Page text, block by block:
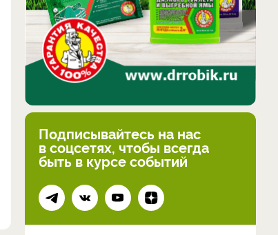
Подписывайтесь на нас
в соцсетях, чтобы всегда
быть в курсе событий